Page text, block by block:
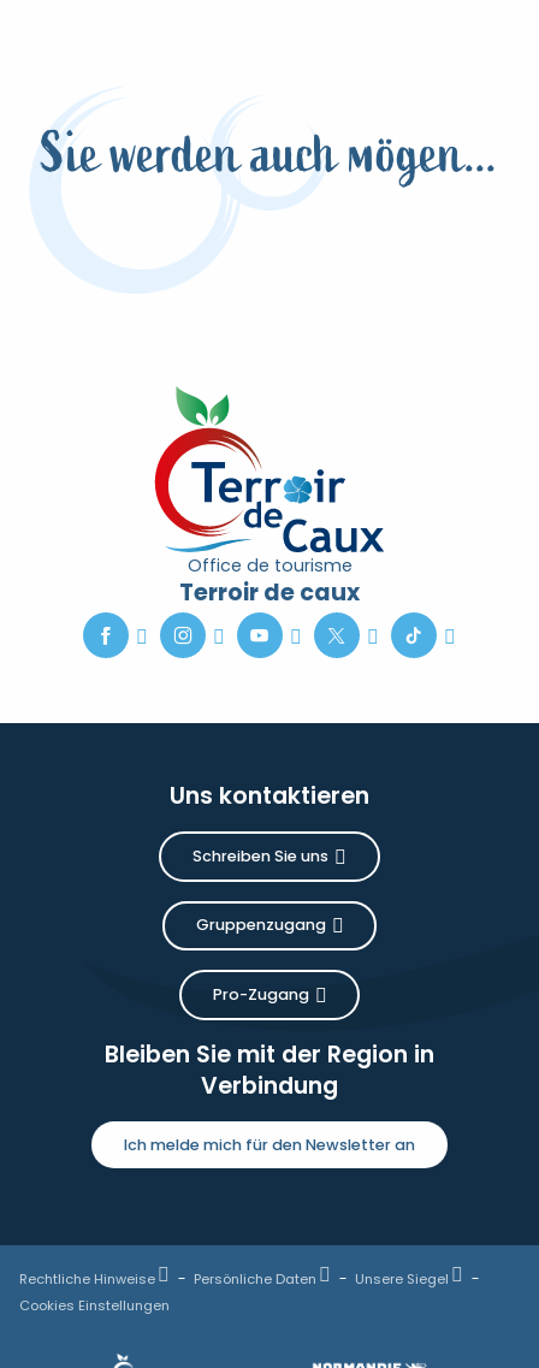
Sie werden auch mögen...
Val-de-Saâne
Office de tourisme
Terroir de caux
Uns kontaktieren
Schreiben Sie uns
Gruppenzugang
Pro-Zugang
Bleiben Sie mit der Region in
Verbindung
Ich melde mich für den Newsletter an
Rechtliche Hinweise Persönliche Daten
Unsere Siegel
Cookies Einstellungen